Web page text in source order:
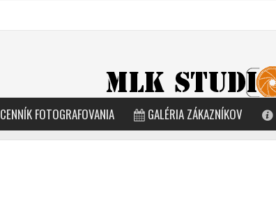
CENNÍK FOTOGRAFOVANIA GALÉRIA ZÁKAZNÍKOV